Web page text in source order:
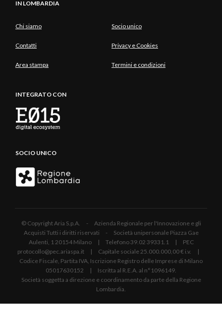
IN LOMBARDIA
Chi siamo Socio unico
Contatti Privacy e Cookies
Area stampa Termini e condizioni
INTEGRATO CON
SOCIO UNICO
© Copyright Aria S.p.A. - Azienda Regionale per l'Innovazione e gli
Acquisti Tutti i diritti riservati - Società unipersonale Piazza Gae
Aulenti, 1 20154 Milano | Telefono 39.02 39331.1 | PEC
protocollo@pec.ariaspa.it | Capitale sociale 25.000.000,00 € i.v. |
Codice Fiscale, Partita IVA, Iscrizione Registro delle Imprese di Milano
05017630152 | Iscritta al R.E.A. al n°1096149.
Società soggetta a direzione e coordinamento da parte della Regione
Lombardia.